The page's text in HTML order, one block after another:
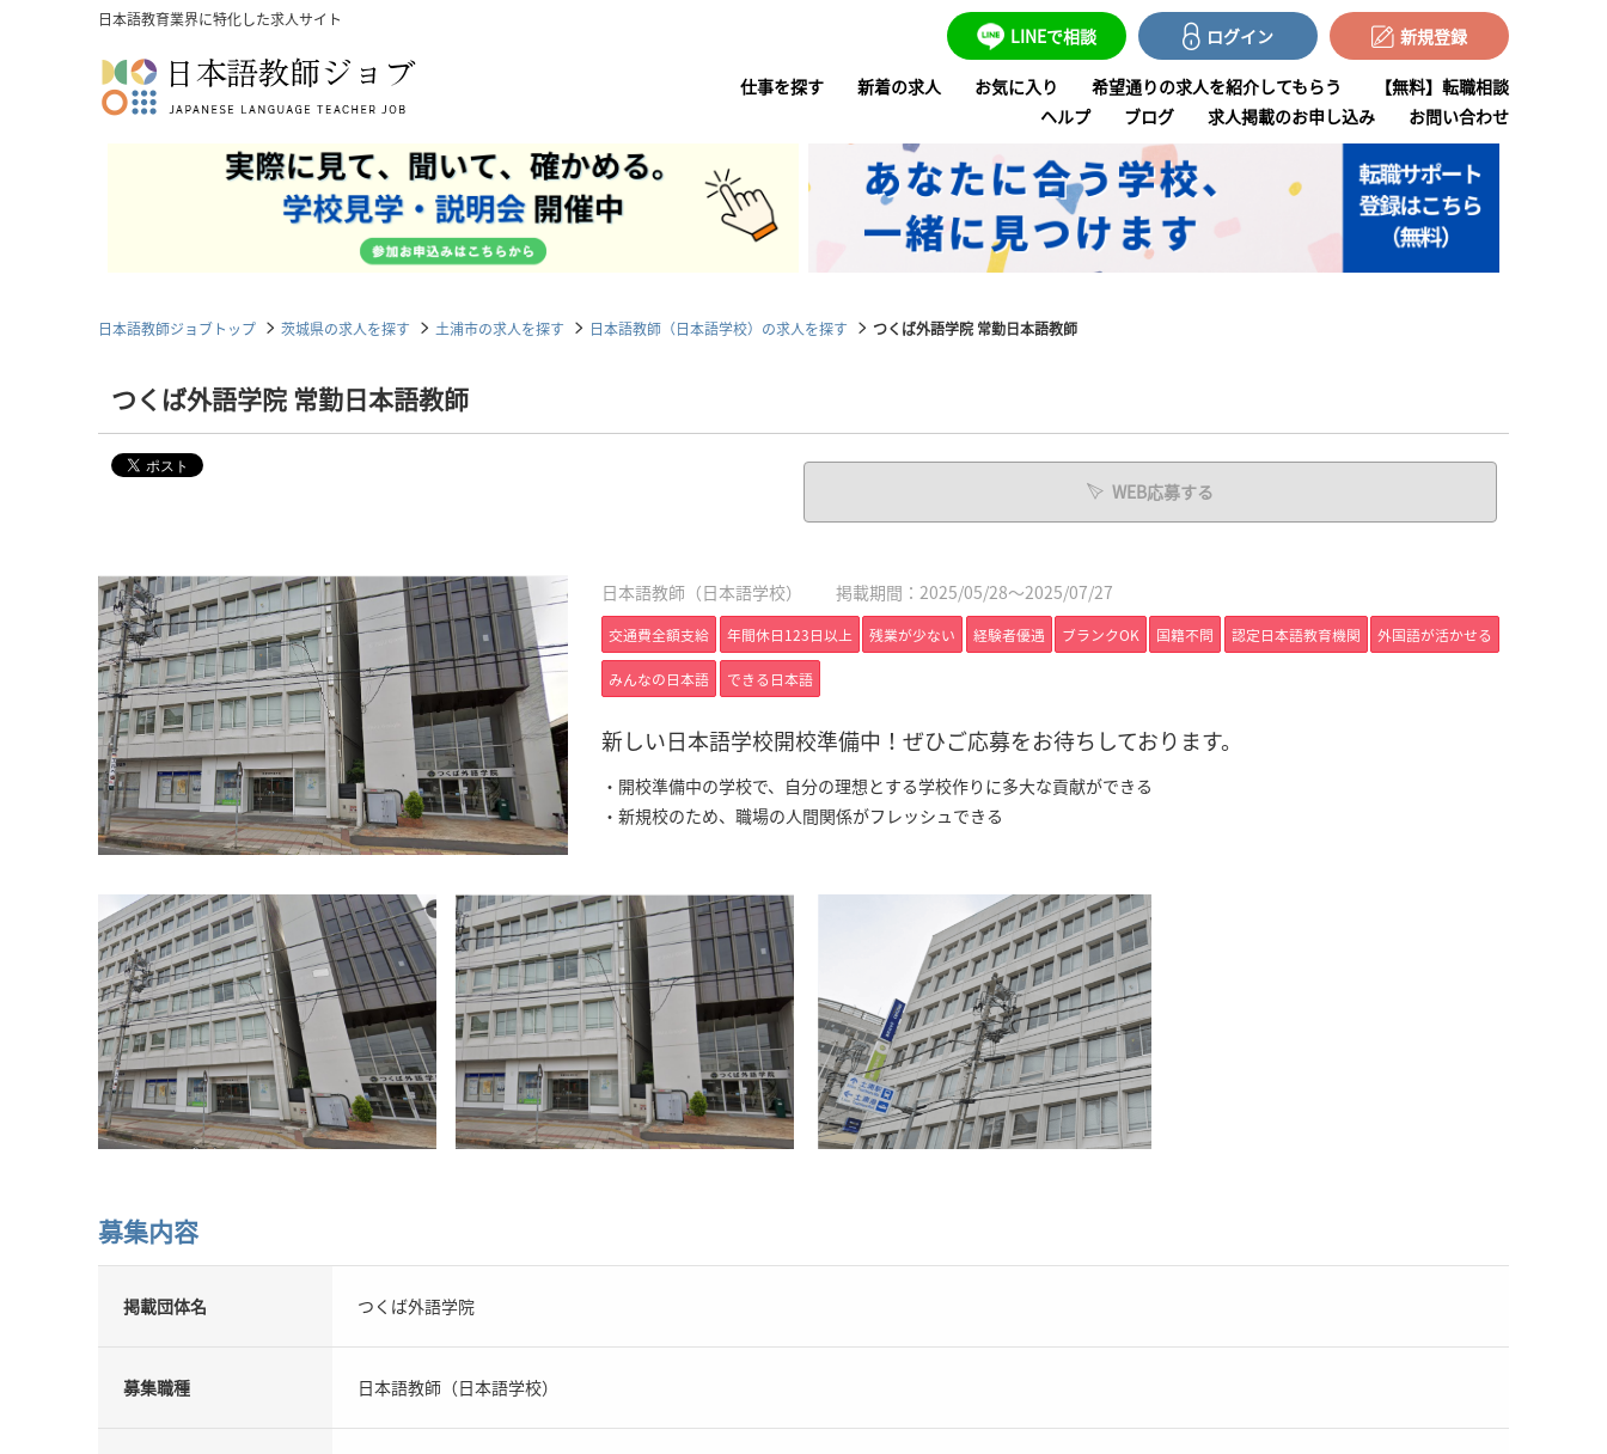
日本語教育業界に特化した求人サイト
LINEで相談 ログイン 新規登録
仕事を探す 新着の求人 お気に入り 希望通りの求人を紹介してもらう
【無料】転職相談
ヘルプ
ブログ 求人掲載のお申し込み お問い合わせ
日本語教師ジョブトップ 茨城県の求人を探す 土浦市の求人を探す 日本語教師（日本語学校）の求人を探す つくば外語学院 常勤日本語教師
つくば外語学院 常勤日本語教師
WEB応募する
日本語教師（日本語学校） 掲載期間：2025/05/28～2025/07/27
交通費全額支給 年間休日123日以上 残業が少ない 経験者優遇 ブランクOK 国籍不問 認定日本語教育機関 外国語が活かせる
みんなの日本語 できる日本語
新しい日本語学校開校準備中！ぜひご応募をお待ちしております。
・開校準備中の学校で、自分の理想とする学校作りに多大な貢献ができる
・新規校のため、職場の人間関係がフレッシュできる
募集内容
掲載団体名 つくば外語学院
募集職種 日本語教師（日本語学校）